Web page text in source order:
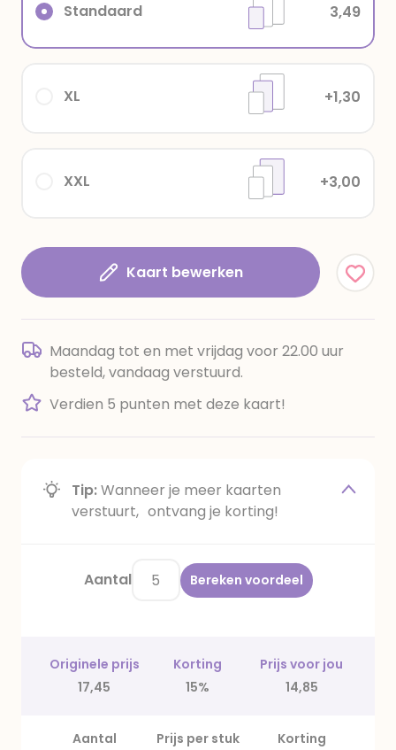
XXL +3,00
XL +1,30
Standaard 3,49
Kaart bewerken
Maandag tot en met vrijdag voor 22.00 uur
besteld, vandaag verstuurd.
Verdien 5 punten met deze kaart!
Tip:Wanneer je meer kaarten
verstuurt, ontvang je korting!
Aantal Bereken voordeel
Originele prijs Korting
Prijs voor jou
17,45
15% 14,85
Aantal Prijs per stuk
Korting